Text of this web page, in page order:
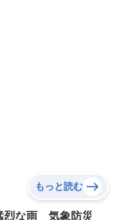
もっと読む
烈な雨 気象防災